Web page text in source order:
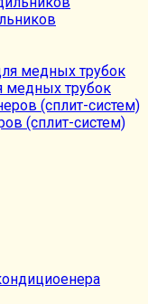
медных трубок
(сплит-систем)